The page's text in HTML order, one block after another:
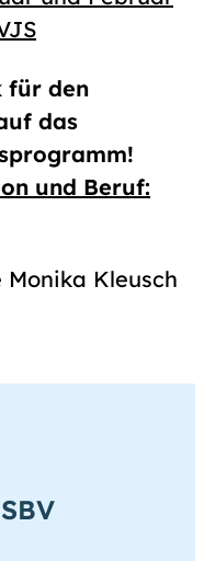
für den
das
und Beruf:
Kleusch